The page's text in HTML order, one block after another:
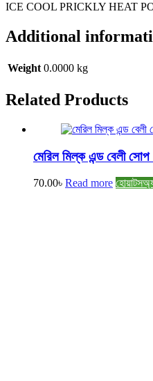
ICE COOL PRICKLY HEAT
Additional
Weight 0.0000 kg
Related Products
মেরিল মিল্ক এন্ড বেলী
70.00৳ Read more